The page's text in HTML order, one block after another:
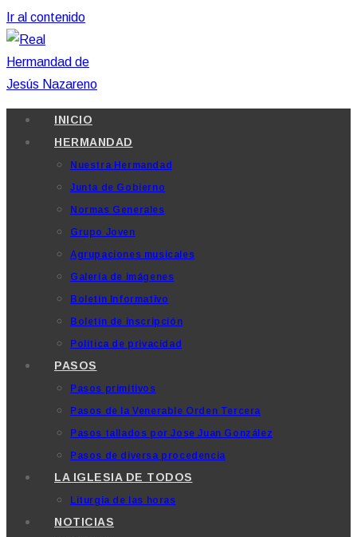
Ir al contenido
INICIO
HERMANDAD
Nuestra Hermandad
Junta de Gobierno
Normas Generales
Grupo Joven
Agrupaciones musicales
Galería de imágenes
Boletín Informativo
Boletín de inscripción
Política de privacidad
PASOS
Pasos primitivos
Pasos de la Venerable Orden Tercera
Pasos tallados por Jose Juan González
Pasos de diversa procedencia
LA IGLESIA DE TODOS
Liturgia de las horas
NOTICIAS